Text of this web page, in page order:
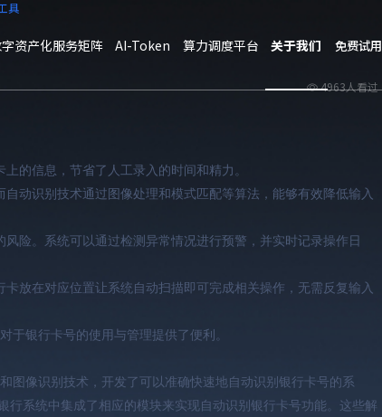
资产化服务矩阵 AI-Token 算力调度平台 关于我们 免费试用
具
4963人看过
的信息，节省了人工录入的时间和精力。
动识别技术通过图像处理和模式匹配等算法，能够有效降低输入
险。系统可以通过检测异常情况进行预警，并实时记录操作日
放在对应位置让系统自动扫描即可完成相关操作，无需反复输入
于银行卡号的使用与管理提供了便利。
图像识别技术，开发了可以准确快速地自动识别银行卡号的系
行系统中集成了相应的模块来实现自动识别银行卡号功能。这些解